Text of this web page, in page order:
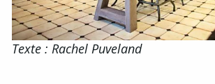
Texte : Rachel Puveland